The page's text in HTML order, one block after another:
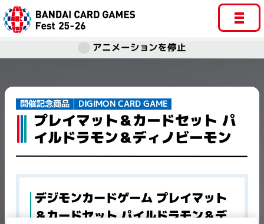
アニメーションを停止
開催記念商品​ DIGIMON CARD GAME
プレイマット＆カードセット パ
イルドラモン＆ディノビーモン
デジモンカードゲーム プレイマット
＆カードセット パイルドラモン＆デ